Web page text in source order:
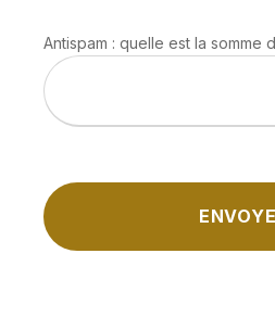
Antispam : quelle est la somme